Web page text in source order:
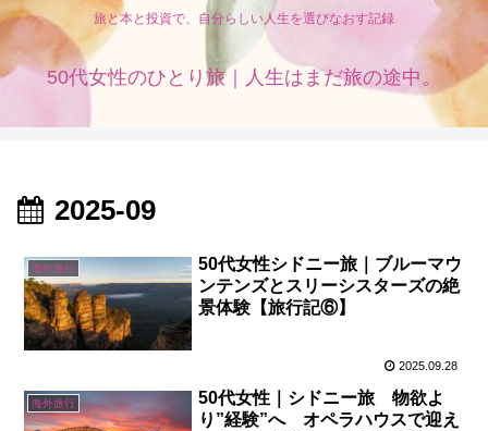
旅と本と投資で、自分らしい人生を選びなおす記録
50代女性のひとり旅｜人生はまだ旅の途中。
2025-09
海外旅行
50代女性シドニー旅｜ブルーマウ
ンテンズとスリーシスターズの絶
景体験【旅行記⑥】
2025.09.28
海外旅行
50代女性｜シドニー旅 物欲よ
り”経験”へ オペラハウスで迎え